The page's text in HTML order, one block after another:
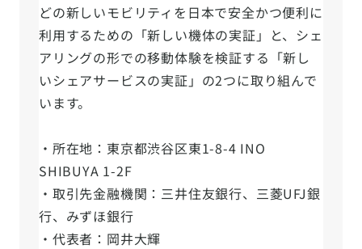
どの新しいモビリティを日本で安全かつ便利に
利用するための「新しい機体の実証」と、シェ
アリングの形での移動体験を検証する「新し
いシェアサービスの実証」の2つに取り組んで
います。
・所在地：東京都渋谷区東1-8-4 INO
SHIBUYA 1-2F
・取引先金融機関：三井住友銀行、三菱UFJ銀
行、みずほ銀行
・代表者：岡井大輝